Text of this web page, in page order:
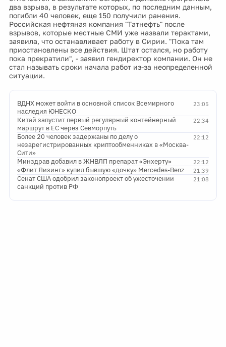
два взрыва, в результате которых, по последним данным,
погибли 40 человек, еще 150 получили ранения.
Российская нефтяная компания "Татнефть" после
взрывов, которые местные СМИ уже назвали терактами,
заявила, что останавливает работу в Сирии. "Пока там
приостановлены все действия. Штат остался, но работу
пока прекратили", - заявил гендиректор компании. Он не
стал называть сроки начала работ из-за неопределенной
ситуации.
23:05
ВДНХ может войти в основной список Всемирного
наследия ЮНЕСКО
22:34
Китай запустит первый регулярный контейнерный
маршрут в ЕС через Севморпуть
22:12
Более 20 человек задержаны по делу о
незарегистрированных криптообменниках в «Москва-
Сити»
22:12
Минздрав добавил в ЖНВЛП препарат «Энхерту»
21:39
«Флит Лизинг» купил бывшую «дочку» Mercedes-Benz
21:08
Сенат США одобрил законопроект об ужесточении
санкций против РФ